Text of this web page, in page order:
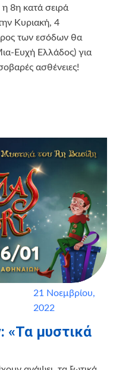
8η κατά σειρά
Κυριακή, 4
των εσόδων θα
Ευχή Ελλάδος) για
ασθένειες!
21 Νοεμβρίου,
2022
«Τα μυστικά